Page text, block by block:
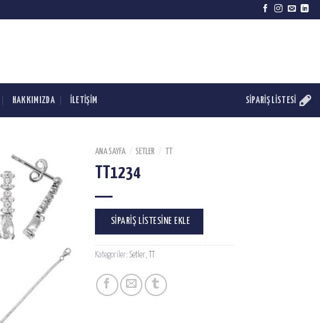
HAKKIMIZDA İLETİŞİM SIPARIŞ LISTESI
LISTESINE
EKLE
ANA SAYFA / SETLER /
TT1234
SIPARIŞ LISTESINE EKLE
Kategoriler: Setler,